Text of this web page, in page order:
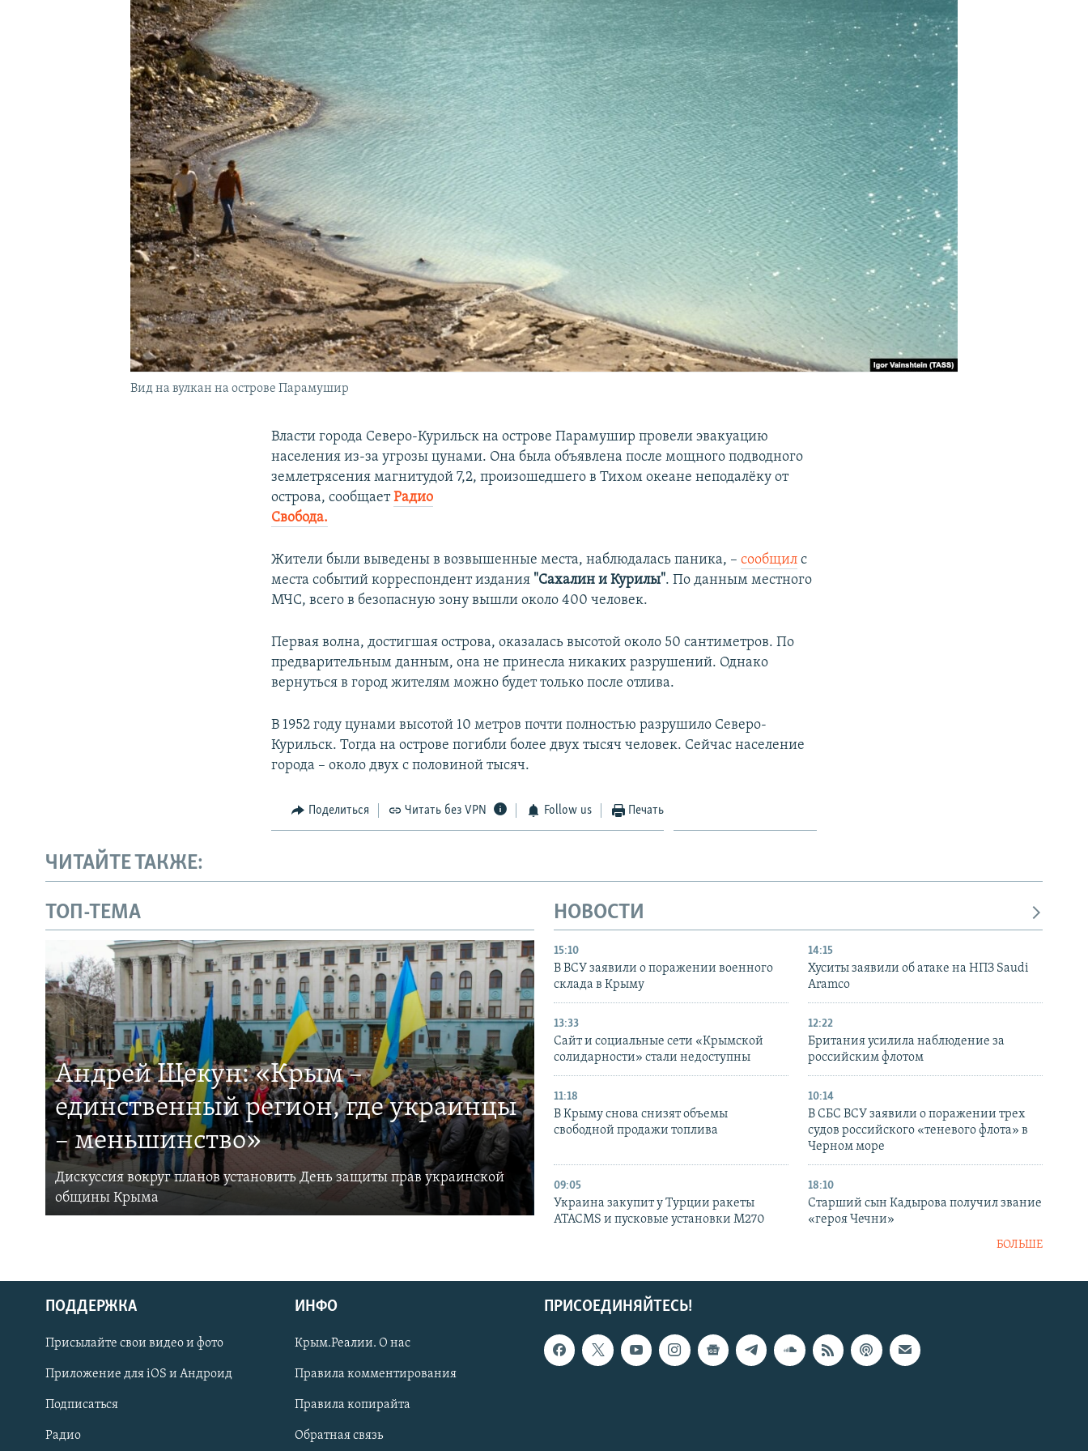
КРЫМ.НЕПОКОРЕННЫЙ
УКРАИНСКАЯ ПРОБЛЕМА КРЫМА
Українською
Qırımtatar
ПРИСОЕДИНЯЙТЕСЬ!
Вид на вулкан на острове Парамушир
Власти города Северо-Курильск на острове Парамушир провели эвакуацию
населения из-за угрозы цунами. Она была объявлена после мощного подводного
землетрясения магнитудой 7,2, произошедшего в Тихом океане неподалёку от
острова, сообщаетРадио
Свобода.
Жители были выведены в возвышенные места, наблюдалась паника, –сообщил с
места событий корреспондент издания "Сахалин и Курилы". По данным местного
МЧС, всего в безопасную зону вышли около 400 человек.​
Первая волна, достигшая острова, оказалась высотой около 50 сантиметров. По
предварительным данным, она не принесла никаких разрушений. Однако
вернуться в город жителям можно будет только после отлива.
В 1952 году цунами высотой 10 метров почти полностью разрушило Северо-
Курильск. Тогда на острове погибли более двух тысяч человек. Сейчас население
города – около двух с половиной тысяч.
Поделиться Читать без VPN Follow us Печать
ЧИТАЙТЕ ТАКЖЕ:
ТОП-ТЕМА
Андрей Щекун: «Крым –
единственный регион, где украинцы
– меньшинство»
Дискуссия вокруг планов установить День защиты прав украинской
общины Крыма
НОВОСТИ
15:10
В ВСУ заявили о поражении военного
склада в Крыму
14:15
Хуситы заявили об атаке на НПЗ Saudi
Aramco
13:33
Сайт и социальные сети «Крымской
солидарности» стали недоступны
12:22
Британия усилила наблюдение за
российским флотом
11:18
В Крыму снова снизят объемы
свободной продажи топлива
10:14
В СБС ВСУ заявили о поражении трех
судов российского «теневого флота» в
Черном море
09:05
Украина закупит у Турции ракеты
ATACMS и пусковые установки M270
18:10
Старший сын Кадырова получил звание
«героя Чечни»
БОЛЬШЕ
ПРИСОЕДИНЯЙТЕСЬ!
ПОДДЕРЖКА
Присылайте свои видео и фото
Приложение для iOS и Андроид
Подписаться
Радио
ИНФО
Крым.Реалии. О нас
Правила комментирования
Правила копирайта
Обратная связь